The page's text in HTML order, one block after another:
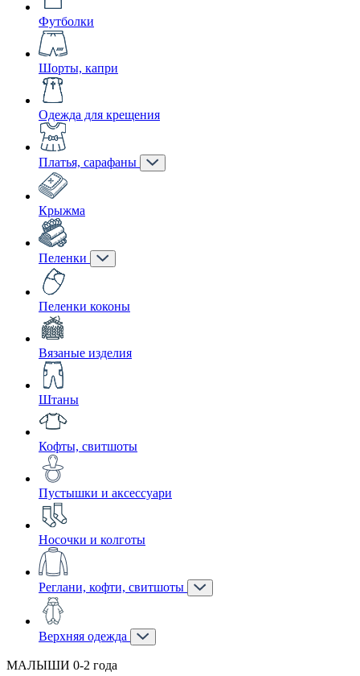
Футболки
Шорты, капри
Одежда для крещения
Платья, сарафаны
Крыжма
Пеленки
Пеленки коконы
Вязаные изделия
Штаны
Кофты, свитшоты
Пустышки и аксессуари
Носочки и колготы
Реглани, кофти, свитшоты
Верхняя одежда
МАЛЫШИ 0-2 года